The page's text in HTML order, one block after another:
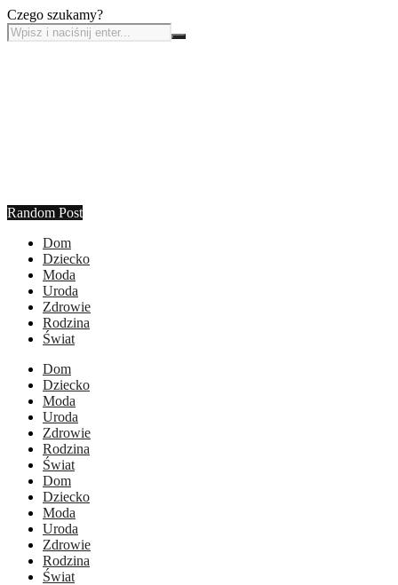
Czego szukamy?
Random Post
Dom
Dziecko
Moda
Uroda
Zdrowie
Rodzina
Świat
Dom
Dziecko
Moda
Uroda
Zdrowie
Rodzina
Świat
Dom
Dziecko
Moda
Uroda
Zdrowie
Rodzina
Świat